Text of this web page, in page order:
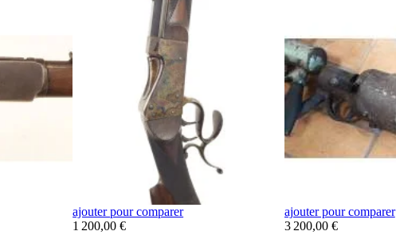
ajouter pour comparer
Prix
1 200,00 €
ajouter pour comparer
Prix
3 200,00 €